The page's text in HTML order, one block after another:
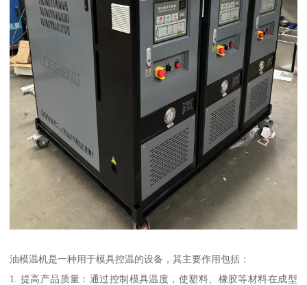
油模温机是一种用于模具控温的设备，其主要作用包括：
1. 提高产品质量：通过控制模具温度，使塑料、橡胶等材料在成型